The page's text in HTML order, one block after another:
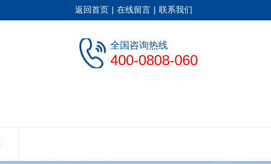
返回首页 | 在线留言 | 联系我们
全国咨询热线
400-0808-060